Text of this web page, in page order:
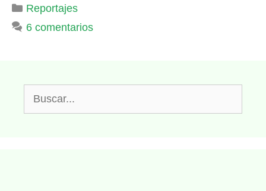
Categorías
Reportajes
6 comentarios